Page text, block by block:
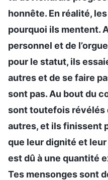
honnête. En réalité,
pourquoi ils mentent.
personnel et de
pour le statut, ils
autres et de se faire
sont pas. Au bout du
sont toutefois révélés
autres, et ils finissent
que leur dignité et
est dû à une quantité
Tes mensonges sont